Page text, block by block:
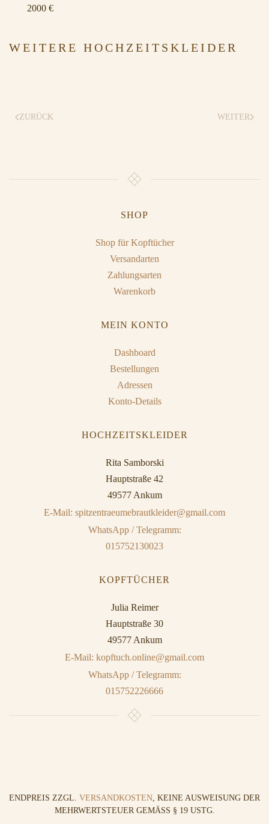
2000 €
WEITERE HOCHZEITSKLEIDER
ZURÜCK WEITER
SHOP
Shop für Kopftücher
Versandarten
Zahlungsarten
Warenkorb
MEIN KONTO
Dashboard
Bestellungen
Adressen
Konto-Details
HOCHZEITSKLEIDER
Rita Samborski
Hauptstraße 42
49577 Ankum
E-Mail: spitzentraeumebrautkleider@gmail.com
WhatsApp / Telegramm:
015752130023
KOPFTÜCHER
Julia Reimer
Hauptstraße 30
49577 Ankum
E-Mail: kopftuch.online@gmail.com
WhatsApp / Telegramm:
015752226666
ENDPREIS ZZGL. VERSANDKOSTEN, KEINE AUSWEISUNG DER
MEHRWERTSTEUER GEMÄSS § 19 USTG.